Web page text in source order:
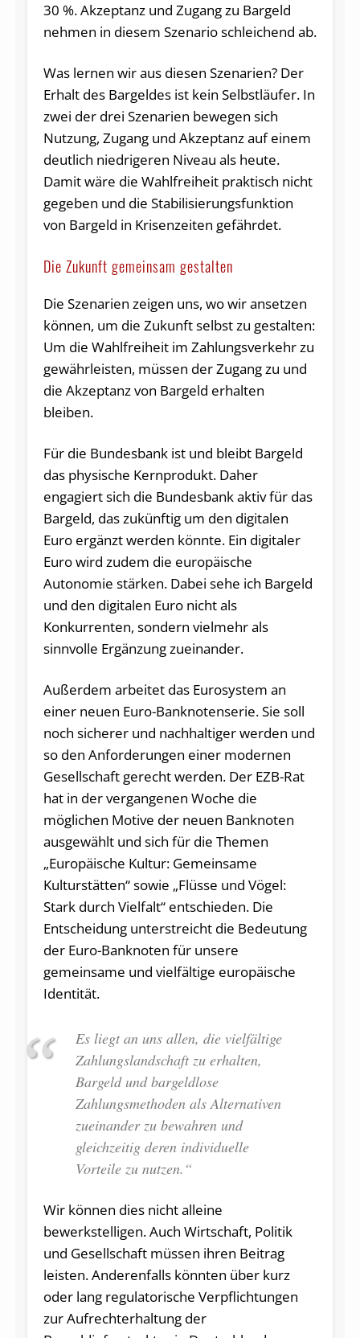
30 %. Akzeptanz und Zugang zu Bargeld
nehmen in diesem Szenario schleichend ab.
Was lernen wir aus diesen Szenarien? Der
Erhalt des Bargeldes ist kein Selbstläufer. In
zwei der drei Szenarien bewegen sich
Nutzung, Zugang und Akzeptanz auf einem
deutlich niedrigeren Niveau als heute.
Damit wäre die Wahlfreiheit praktisch nicht
gegeben und die Stabilisierungsfunktion
von Bargeld in Krisenzeiten gefährdet.
Die Zukunft gemeinsam gestalten
Die Szenarien zeigen uns, wo wir ansetzen
können, um die Zukunft selbst zu gestalten:
Um die Wahlfreiheit im Zahlungsverkehr zu
gewährleisten, müssen der Zugang zu und
die Akzeptanz von Bargeld erhalten
bleiben.
Für die Bundesbank ist und bleibt Bargeld
das physische Kernprodukt. Daher
engagiert sich die Bundesbank aktiv für das
Bargeld, das zukünftig um den digitalen
Euro ergänzt werden könnte. Ein digitaler
Euro wird zudem die europäische
Autonomie stärken. Dabei sehe ich Bargeld
und den digitalen Euro nicht als
Konkurrenten, sondern vielmehr als
sinnvolle Ergänzung zueinander.
Außerdem arbeitet das Eurosystem an
einer neuen Euro-Banknotenserie. Sie soll
noch sicherer und nachhaltiger werden und
so den Anforderungen einer modernen
Gesellschaft gerecht werden. Der EZB-Rat
hat in der vergangenen Woche die
möglichen Motive der neuen Banknoten
ausgewählt und sich für die Themen
„Europäische Kultur: Gemeinsame
Kulturstätten“ sowie „Flüsse und Vögel:
Stark durch Vielfalt“ entschieden. Die
Entscheidung unterstreicht die Bedeutung
der Euro-Banknoten für unsere
gemeinsame und vielfältige europäische
Identität.
Es liegt an uns allen, die vielfältige
Zahlungslandschaft zu erhalten,
Bargeld und bargeldlose
Zahlungsmethoden als Alternativen
zueinander zu bewahren und
gleichzeitig deren individuelle
Vorteile zu nutzen.“
Wir können dies nicht alleine
bewerkstelligen. Auch Wirtschaft, Politik
und Gesellschaft müssen ihren Beitrag
leisten. Anderenfalls könnten über kurz
oder lang regulatorische Verpflichtungen
zur Aufrechterhaltung der